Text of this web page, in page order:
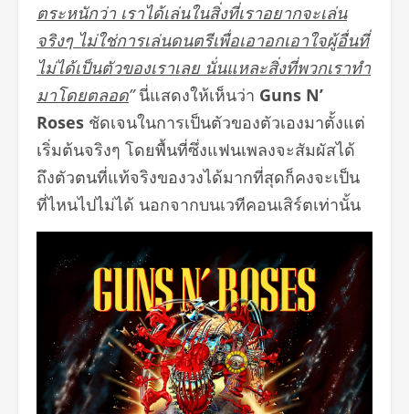
ตระหนักว่า เราได้เล่นในสิ่งที่เราอยากจะเล่น
จริงๆ ไม่ใช่การเล่นดนตรีเพื่อเอาอกเอาใจผู้อื่นที่
ไม่ได้เป็นตัวของเราเลย นั่นแหละสิ่งที่พวกเราทำ
มาโดยตลอด”นี่แสดงให้เห็นว่า Guns N’
Roses ชัดเจนในการเป็นตัวของตัวเองมาตั้งแต่
เริ่มต้นจริงๆ โดยพื้นที่ซึ่งแฟนเพลงจะสัมผัสได้
ถึงตัวตนที่แท้จริงของวงได้มากที่สุดก็คงจะเป็น
ที่ไหนไปไม่ได้ นอกจากบนเวทีคอนเสิร์ตเท่านั้น